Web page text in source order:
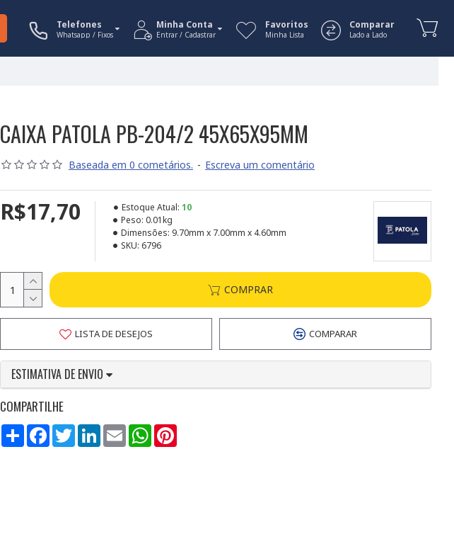
Telefones
Whatsapp / Fixos
Minha Conta
Entrar / Cadastrar
Favoritos
Minha Lista
Comparar
Lado a Lado
CAIXA PATOLA PB-204/2 45X65X95MM
Baseada em 0 cometários. - Escreva um comentário
R$17,70 Estoque Atual: 10
Peso: 0.01kg
Dimensões: 9.70mm x 7.00mm x 4.60mm
SKU: 6796
COMPRAR
LISTA DE DESEJOS COMPARAR
ESTIMATIVA DE ENVIO
COMPARTILHE
Compartilhar
FacebookTwitterLinkedInEmail WhatsApp